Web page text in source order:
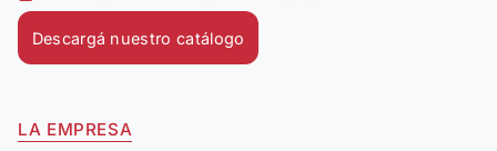
Descargá nuestro catálogo
LA EMPRESA